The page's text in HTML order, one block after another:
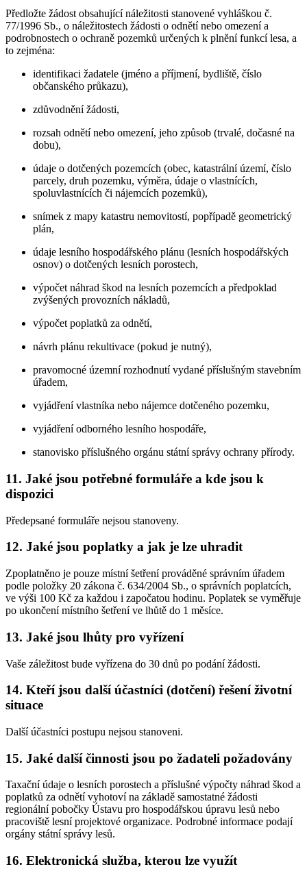
Předložte žádost obsahující náležitosti stanovené vyhláškou č.
77/1996 Sb., o náležitostech žádosti o odnětí nebo omezení a
podrobnostech o ochraně pozemků určených k plnění funkcí lesa, a
to zejména:
identifikaci žadatele (jméno a příjmení, bydliště, číslo
občanského průkazu),
zdůvodnění žádosti,
rozsah odnětí nebo omezení, jeho způsob (trvalé, dočasné na
dobu),
údaje o dotčených pozemcích (obec, katastrální území, číslo
parcely, druh pozemku, výměra, údaje o vlastnících,
spoluvlastnících či nájemcích pozemků),
snímek z mapy katastru nemovitostí, popřípadě geometrický
plán,
údaje lesního hospodářského plánu (lesních hospodářských
osnov) o dotčených lesních porostech,
výpočet náhrad škod na lesních pozemcích a předpoklad
zvýšených provozních nákladů,
výpočet poplatků za odnětí,
návrh plánu rekultivace (pokud je nutný),
pravomocné územní rozhodnutí vydané příslušným stavebním
úřadem,
vyjádření vlastníka nebo nájemce dotčeného pozemku,
vyjádření odborného lesního hospodáře,
stanovisko příslušného orgánu státní správy ochrany přírody.
11. Jaké jsou potřebné formuláře a kde jsou k
dispozici
Předepsané formuláře nejsou stanoveny.
12. Jaké jsou poplatky a jak je lze uhradit
Zpoplatněno je pouze místní šetření prováděné správním úřadem
podle položky 20 zákona č. 634/2004 Sb., o správních poplatcích,
ve výši 100 Kč za každou i započatou hodinu. Poplatek se vyměřuje
po ukončení místního šetření ve lhůtě do 1 měsíce.
13. Jaké jsou lhůty pro vyřízení
Vaše záležitost bude vyřízena do 30 dnů po podání žádosti.
14. Kteří jsou další účastníci (dotčení) řešení životní
situace
Další účastníci postupu nejsou stanoveni.
15. Jaké další činnosti jsou po žadateli požadovány
Taxační údaje o lesních porostech a příslušné výpočty náhrad škod a
poplatků za odnětí vyhotoví na základě samostatné žádosti
regionální pobočky Ústavu pro hospodářskou úpravu lesů nebo
pracoviště lesní projektové organizace. Podrobné informace podají
orgány státní správy lesů.
16. Elektronická služba, kterou lze využít